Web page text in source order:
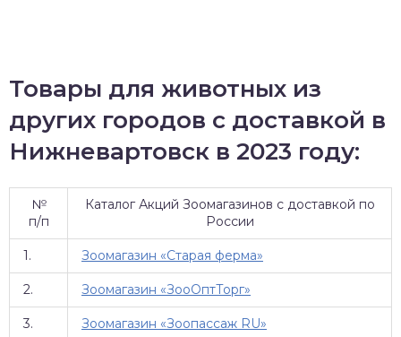
Товары для животных из
других городов с доставкой в
Нижневартовск в 2023 году:
№
п/п
Каталог Акций Зоомагазинов с доставкой по
России
1. Зоомагазин «Старая ферма»
2. Зоомагазин «ЗооОптТорг»
3. Зоомагазин «Зоопассаж RU»